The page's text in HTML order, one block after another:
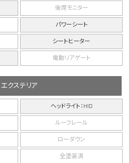
後席モニター
パワーシート
シートヒーター
電動リアゲート
エクステリア
ヘッドライト：HID
ルーフレール
ローダウン
全塗装済